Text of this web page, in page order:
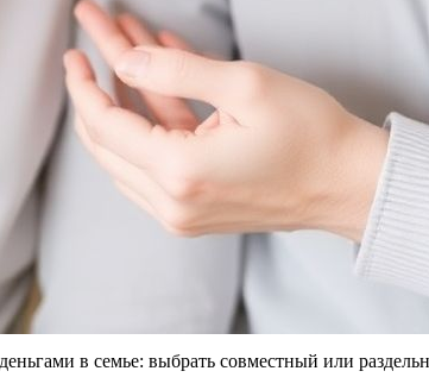
в семье: выбрать совместный или